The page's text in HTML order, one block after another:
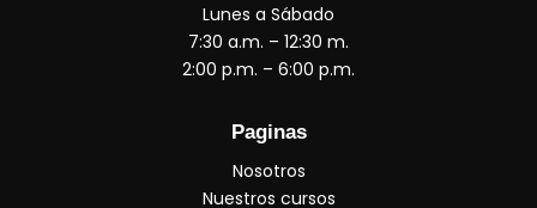
o
k
g
r
a
b
e
Lunes a Sábado
7:30 a.m. – 12:30 m.
2:00 p.m. – 6:00 p.m.
Paginas
Nosotros
Nuestros cursos